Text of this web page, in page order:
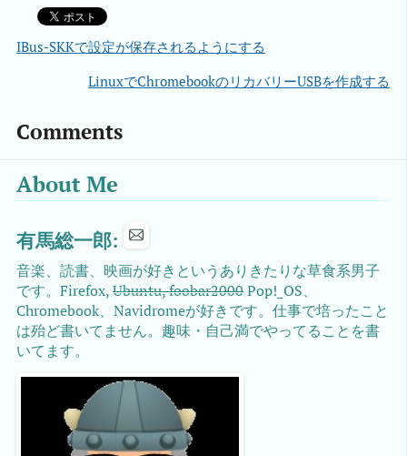
IBus-SKKで設定が保存されるようにする
LinuxでChromebookのリカバリーUSBを作成する
Comments
About Me
有馬総一郎:
音楽、読書、映画が好きというありきたりな草食系男子
です。Firefox,Ubuntu, foobar2000Pop!_OS、
Chromebook、Navidromeが好きです。仕事で培ったこと
は殆ど書いてません。趣味・自己満でやってることを書
いてます。